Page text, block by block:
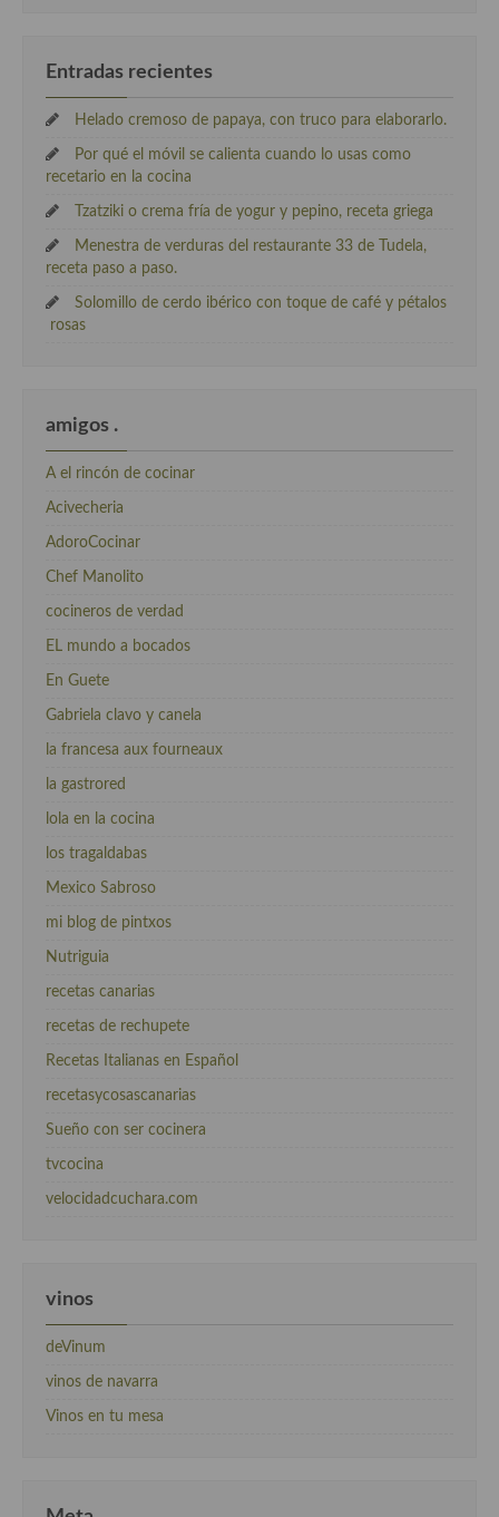
Entradas recientes
Helado cremoso de papaya, con truco para elaborarlo.
Por qué el móvil se calienta cuando lo usas como
recetario en la cocina
Tzatziki o crema fría de yogur y pepino, receta griega
Menestra de verduras del restaurante 33 de Tudela,
receta paso a paso.
Solomillo de cerdo ibérico con toque de café y pétalos
rosas
amigos .
A el rincón de cocinar
Acivecheria
AdoroCocinar
Chef Manolito
cocineros de verdad
EL mundo a bocados
En Guete
Gabriela clavo y canela
la francesa aux fourneaux
la gastrored
lola en la cocina
los tragaldabas
Mexico Sabroso
mi blog de pintxos
Nutriguia
recetas canarias
recetas de rechupete
Recetas Italianas en Español
recetasycosascanarias
Sueño con ser cocinera
tvcocina
velocidadcuchara.com
vinos
deVinum
vinos de navarra
Vinos en tu mesa